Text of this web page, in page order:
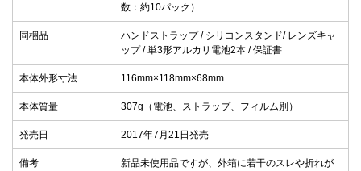
数：約10パック）
同梱品
ハンドストラップ / シリコンスタンド/ レンズキャ
ップ / 単3形アルカリ電池2本 / 保証書
本体外形寸法 116mm×118mm×68mm
本体質量 307g（電池、ストラップ、フィルム別）
発売日 2017年7月21日発売
備考
新品未使用品ですが、外箱に若干のスレや折れが